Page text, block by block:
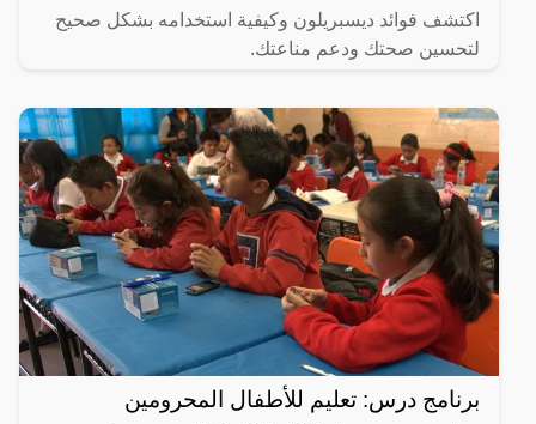
اكتشف فوائد ديسبريلون وكيفية استخدامه بشكل صحيح
لتحسين صحتك ودعم مناعتك.
برنامج درس: تعليم للأطفال المحرومين